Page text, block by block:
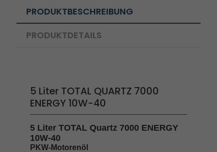
PRODUKTBESCHREIBUNG
PRODUKTDETAILS
5 Liter TOTAL QUARTZ 7000
ENERGY 10W-40
5 Liter TOTAL Quartz 7000 ENERGY
10W-40
PKW-Motorenöl